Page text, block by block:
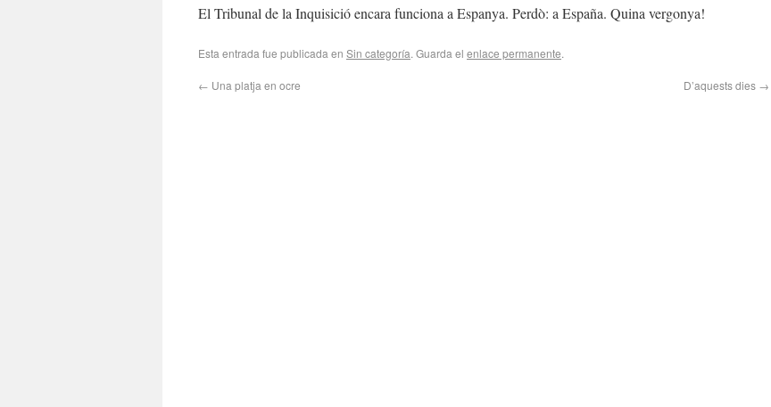
El Tribunal de la Inquisició encara funciona a Espanya. Perdò: a España. Quina vergonya!
Esta entrada fue publicada en Sin categoría. Guarda el enlace permanente.
← Una platja en ocre D’aquests dies →